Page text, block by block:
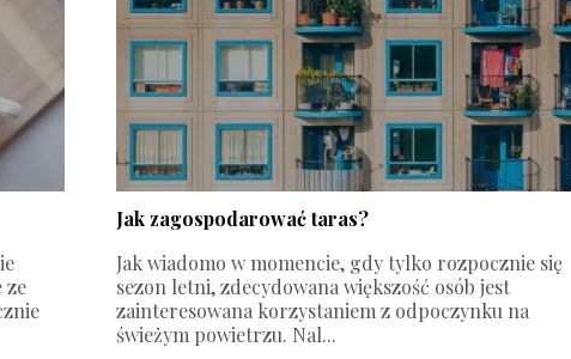
ze
Jak zagospodarować taras?
Jak wiadomo w momencie, gdy tylko rozpocznie się
sezon letni, zdecydowana większość osób jest
zainteresowana korzystaniem z odpoczynku na
świeżym powietrzu. Nal...